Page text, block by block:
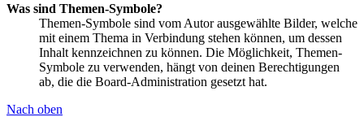
Was sind Themen-Symbole?
Themen-Symbole sind vom Autor ausgewählte Bilder, welche
mit einem Thema in Verbindung stehen können, um dessen
Inhalt kennzeichnen zu können. Die Möglichkeit, Themen-
Symbole zu verwenden, hängt von deinen Berechtigungen
ab, die die Board-Administration gesetzt hat.
Nach oben